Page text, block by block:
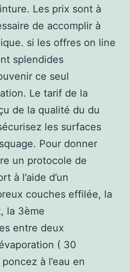
Les prix sont à
de accomplir à
si les offres on line
splendides
ce seul
Le tarif de la
de la qualité du du
les surfaces
Pour donner
un protocole de
à l’aide d’un
couches effilée, la
la 3ème
entre deux
( 30
à l’eau en